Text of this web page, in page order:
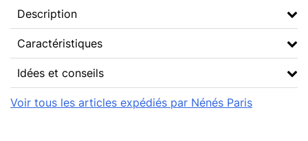
Description
Caractéristiques
Idées et conseils
Voir tous les articles expédiés par Nénés Paris